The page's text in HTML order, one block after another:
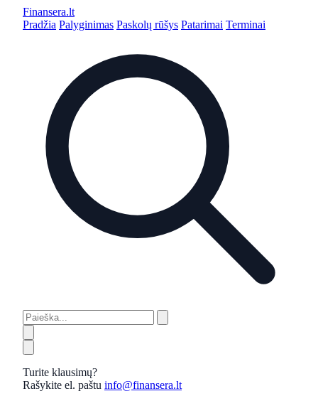
Finansera.lt
Pradžia Palyginimas Paskolų rūšys Patarimai Terminai
Turite klausimų?
Rašykite el. paštu info@finansera.lt